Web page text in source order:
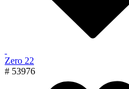
Zero 22
# 53976